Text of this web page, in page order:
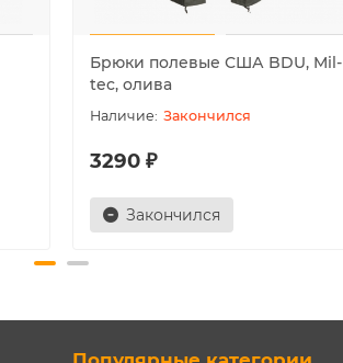
Брюки полевые США BDU, Mil-
tec, олива
Закончился
3290 ₽
Закончился